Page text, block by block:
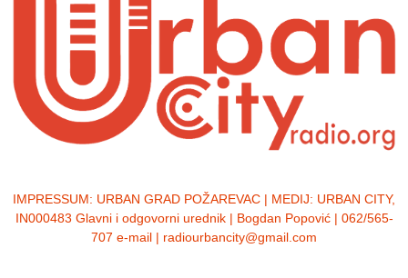
IMPRESSUM: URBAN GRAD POŽAREVAC | MEDIJ: URBAN CITY,
IN000483 Glavni i odgovorni urednik | Bogdan Popović | 062/565-
707 e-mail | radiourbancity@gmail.com